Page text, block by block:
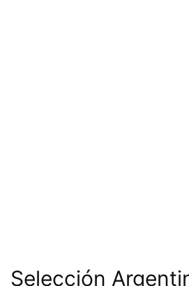
Selección